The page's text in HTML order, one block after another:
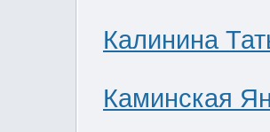
Калинина
Каминская